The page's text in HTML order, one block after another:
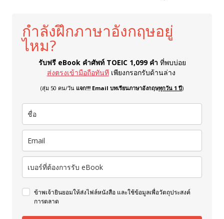
กำลังฝึกภาษาอังกฤษอยู่
ไหม?
รับฟรี eBook คำศัพท์ TOEIC 1,099 คำ ที่พบบ่อย
ส่งตรงเข้ามือถือทันที เพียงกรอกรับด้านล่าง
(สุ่ม 50 คน/วัน แจก!!! Email บทเรียนภาษาอังกฤษทุกวัน 1 ปี)
ข้าพเจ้ายินยอมให้ส่งไฟล์หนังสือ และใช้ข้อมูลเพื่อวัตถุประสงค์
การตลาด